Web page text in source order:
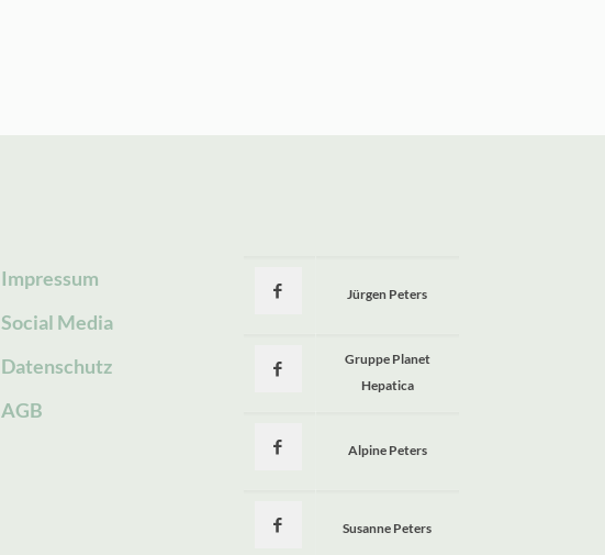
Impressum
Social Media
Datenschutz
AGB
Jürgen Peters
Gruppe Planet
Hepatica
Alpine Peters
Susanne Peters